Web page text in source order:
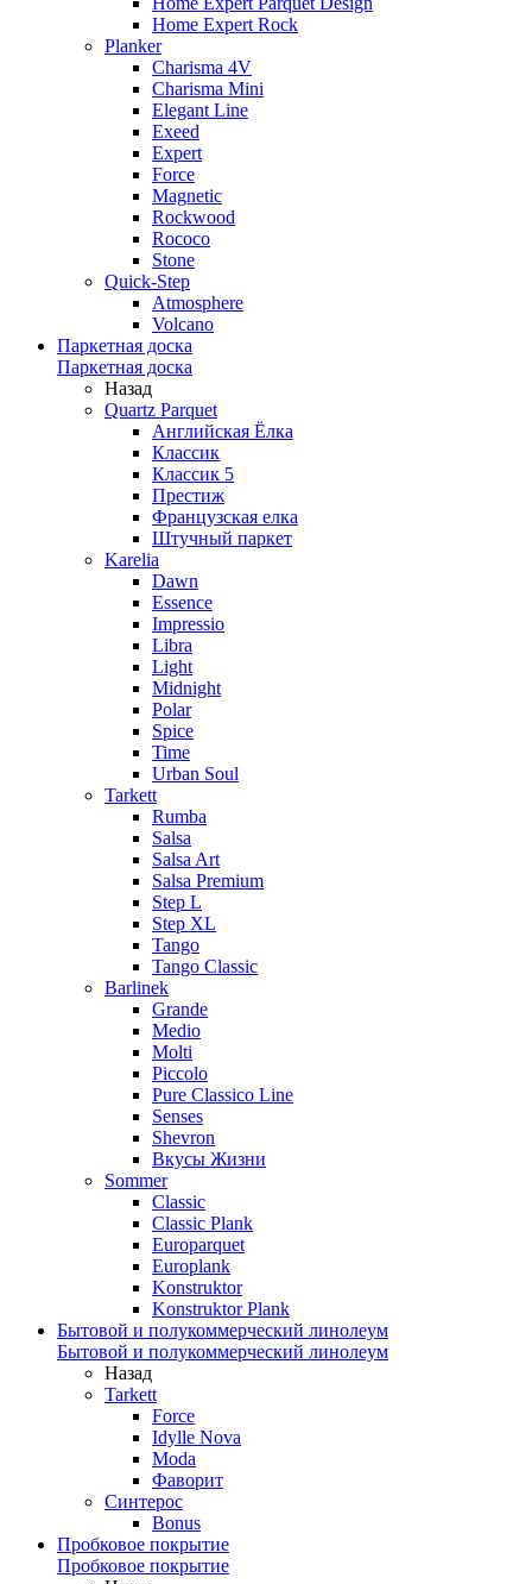
Home Expert Rock
Planker
Charisma 4V
Charisma Mini
Elegant Line
Exeed
Expert
Force
Magnetic
Rockwood
Rococo
Stone
Quick-Step
Atmosphere
Volcano
Паркетная доска
Паркетная доска
Назад
Quartz Parquet
Английская Ёлка
Классик
Классик 5
Престиж
Французская елка
Штучный паркет
Karelia
Dawn
Essence
Impressio
Libra
Light
Midnight
Polar
Spice
Time
Urban Soul
Tarkett
Rumba
Salsa
Salsa Art
Salsa Premium
Step L
Step XL
Tango
Tango Classic
Barlinek
Grande
Medio
Molti
Piccolo
Pure Classico Line
Senses
Shevron
Вкусы Жизни
Sommer
Classic
Classic Plank
Europarquet
Europlank
Konstruktor
Konstruktor Plank
Бытовой и полукоммерческий линолеум
Бытовой и полукоммерческий линолеум
Назад
Tarkett
Force
Idylle Nova
Moda
Фаворит
Синтерос
Bonus
Пробковое покрытие
Пробковое покрытие